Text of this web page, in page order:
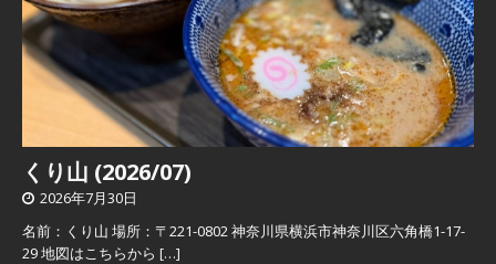
くり山 (2026/07)
2026年7月30日
名前：くり山 場所：〒221-0802 神奈川県横浜市神奈川区六角橋1-17-
29 地図はこちらから […]